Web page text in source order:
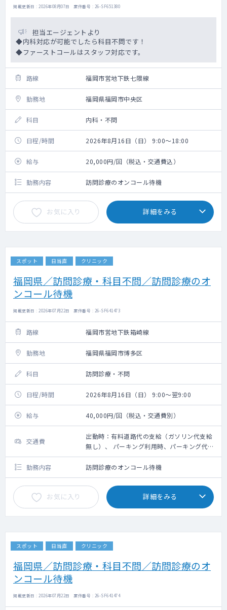
掲載更新日 : 2026年08月07日 案件番号 : 26-SF651380
担当エージェントより
◆内科対応が可能でしたら科目不問です！
◆ファーストコールはスタッフ対応です。
路線 福岡市営地下鉄七隈線
勤務地 福岡県福岡市中央区
科目 内科・不問
日程/時間 2026年8月16日（日） 9:00～18:00
給与 20,000円/回（税込・交通費込）
勤務内容 訪問診療のオンコール待機
お気に入り 詳細をみる
スポット 日当直 クリニック
福岡県／訪問診療・科目不問／訪問診療のオ
ンコール待機
掲載更新日 : 2026年07月22日 案件番号 : 26-SF641473
路線 福岡市営地下鉄箱崎線
勤務地 福岡県福岡市博多区
科目 訪問診療・不問
日程/時間 2026年8月16日（日） 9:00～翌9:00
給与 40,000円/回（税込・交通費別）
交通費
出動時：有料道路代の支給（ガソリン代支給
無し）、 パーキング利用時、パーキング代は
その場で看護師が清算します
勤務内容
訪問診療のオンコール待機
お気に入り 詳細をみる
スポット 日当直 クリニック
福岡県／訪問診療・科目不問／訪問診療のオ
ンコール待機
掲載更新日 : 2026年07月22日 案件番号 : 26-SF641474